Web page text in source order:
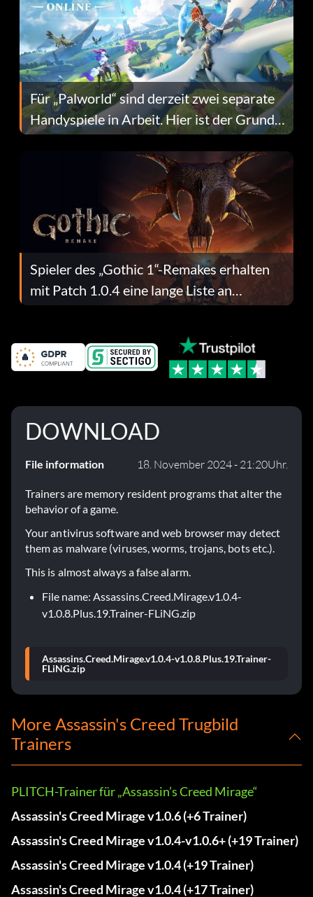
Für „Palworld“ sind derzeit zwei separate
Handyspiele in Arbeit. Hier ist der Grund
dafür.
Spieler des „Gothic 1“-Remakes erhalten
mit Patch 1.0.4 eine lange Liste an
Fehlerbehebungen
DOWNLOAD
File information 18. November 2024 - 21:20Uhr.
Trainers are memory resident programs that alter the
behavior of a game.
Your antivirus software and web browser may detect
them as malware (viruses, worms, trojans, bots etc.).
This is almost always a false alarm.
File name: Assassins.Creed.Mirage.v1.0.4-
v1.0.8.Plus.19.Trainer-FLiNG.zip
Assassins.Creed.Mirage.v1.0.4-v1.0.8.Plus.19.Trainer-
FLiNG.zip
More Assassin's Creed Trugbild
Trainers
PLITCH-Trainer für „Assassin’s Creed Mirage“
Assassin's Creed Mirage v1.0.6 (+6 Trainer)
Assassin's Creed Mirage v1.0.4-v1.0.6+ (+19 Trainer)
Assassin's Creed Mirage v1.0.4 (+19 Trainer)
Assassin's Creed Mirage v1.0.4 (+17 Trainer)